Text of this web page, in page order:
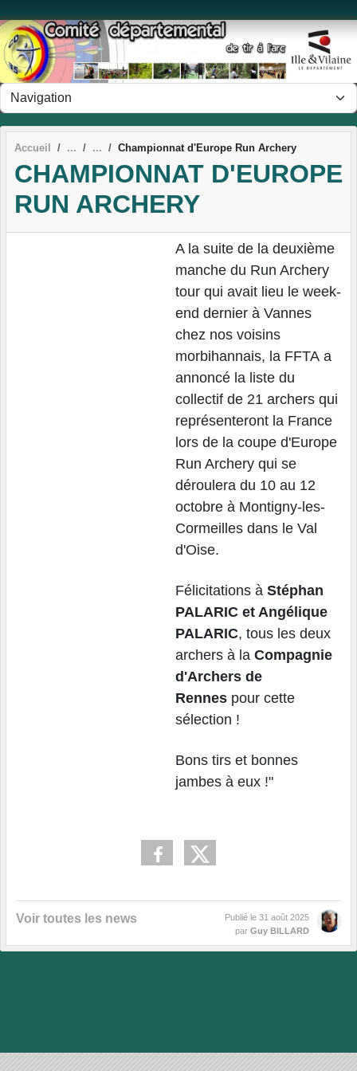
Accueil Championnat d'Europe Run Archery
CHAMPIONNAT D'EUROPE
RUN ARCHERY
A la suite de la deuxième
manche du Run Archery
tour qui avait lieu le week-
end dernier à Vannes
chez nos voisins
morbihannais, la FFTA a
annoncé la liste du
collectif de 21 archers qui
représenteront la France
lors de la coupe d'Europe
Run Archery qui se
déroulera du 10 au 12
octobre à Montigny-les-
Cormeilles dans le Val
d'Oise.
Félicitations à Stéphan
PALARIC et Angélique
PALARIC, tous les deux
archers à la Compagnie
d'Archers de
Rennes pour cette
sélection !
Bons tirs et bonnes
jambes à eux !"
Voir toutes les news Publié le 31 août 2025
par Guy BILLARD